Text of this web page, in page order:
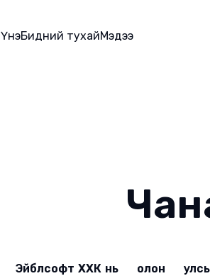
ҮнэБидний тухайМэдээ
Эйблсофт ХХК нь олон